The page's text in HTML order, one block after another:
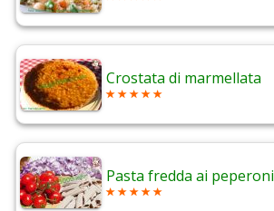
Crostata di marmellata
Pasta fredda ai peperoni